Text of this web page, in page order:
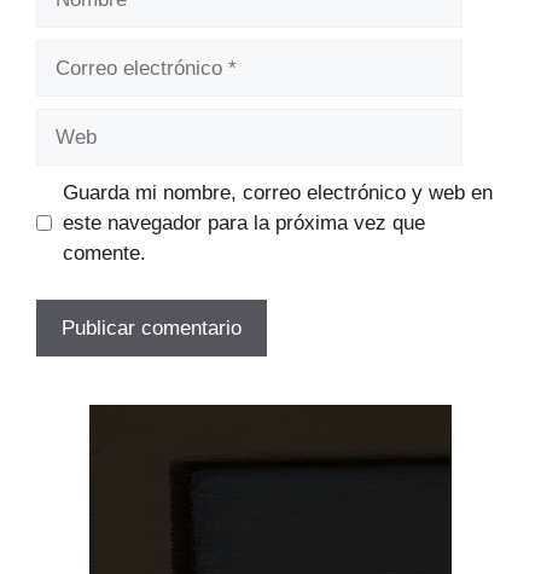
Guarda mi nombre, correo electrónico y web en
este navegador para la próxima vez que
comente.